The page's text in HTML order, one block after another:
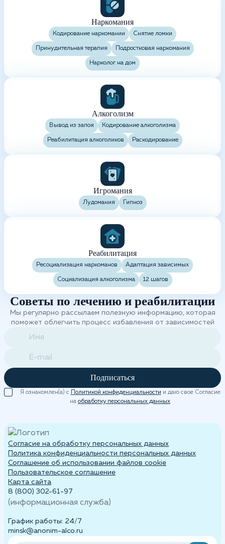
Наркомания
Кодирование наркомании Снятие ломки
Принудительная терапия Подростковая наркомания
Нарколог на дом
Алкоголизм
Вывод из запоя Кодирование алкоголизма
Реабилитация алкоголиков Раскодирование
Игромания
Лудомания Гипноз
Реабилитация
Ресоциализация наркоманов Адаптация зависимых
Социализация алкоголизма 12 шагов
Советы по лечению и реабилитации
Мы регулярно рассылаем полезную информацию, которая
поможет облегчить процесс избавления от зависимостей
Подписаться
Я ознакомлен(а) с Политикой конфиденциальности и даю свое Согласие
на обработку персональных данных
Согласие на обработку персональных данных
Политика конфиденциальности персональных данных
Cоглашение об использовании файлов cookie
Пользовательское соглашение
Карта сайта
8 (800) 302-61-97
(информационная служба)
График работы: 24/7
minsk@anonim-alco.ru